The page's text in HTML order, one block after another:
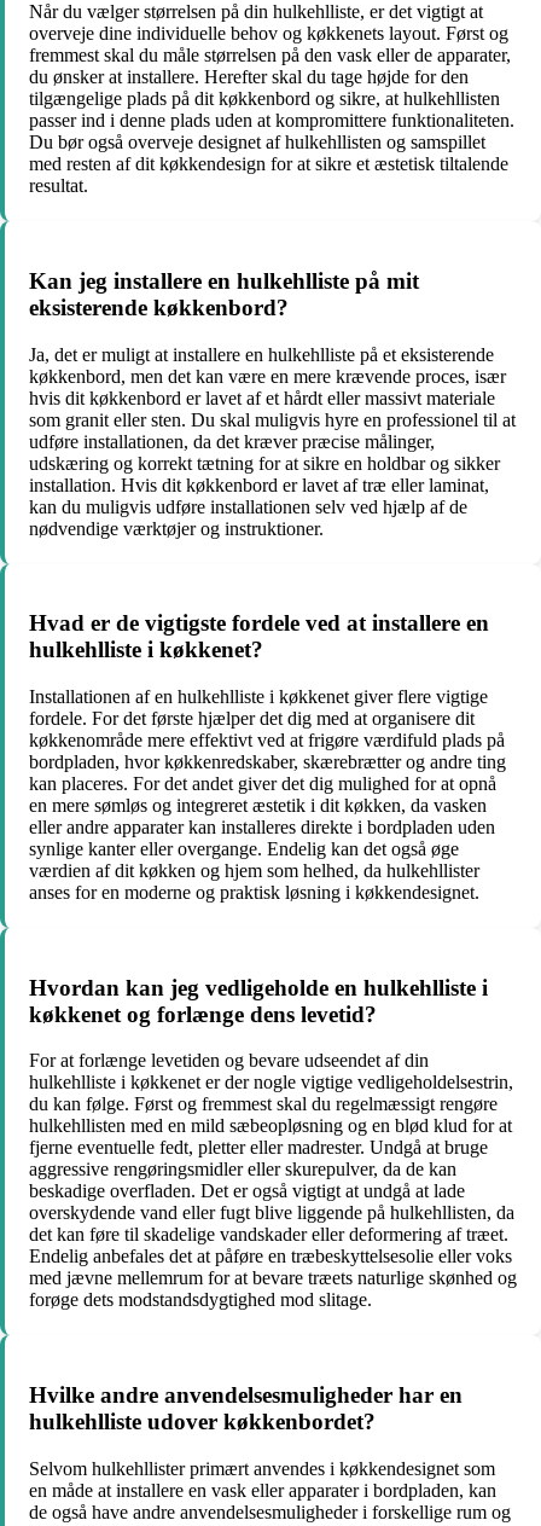
Når du vælger størrelsen på din hulkehlliste, er det vigtigt at
overveje dine individuelle behov og køkkenets layout. Først og
fremmest skal du måle størrelsen på den vask eller de apparater,
du ønsker at installere. Herefter skal du tage højde for den
tilgængelige plads på dit køkkenbord og sikre, at hulkehllisten
passer ind i denne plads uden at kompromittere funktionaliteten.
Du bør også overveje designet af hulkehllisten og samspillet
med resten af dit køkkendesign for at sikre et æstetisk tiltalende
resultat.
Kan jeg installere en hulkehlliste på mit
eksisterende køkkenbord?
Ja, det er muligt at installere en hulkehlliste på et eksisterende
køkkenbord, men det kan være en mere krævende proces, især
hvis dit køkkenbord er lavet af et hårdt eller massivt materiale
som granit eller sten. Du skal muligvis hyre en professionel til at
udføre installationen, da det kræver præcise målinger,
udskæring og korrekt tætning for at sikre en holdbar og sikker
installation. Hvis dit køkkenbord er lavet af træ eller laminat,
kan du muligvis udføre installationen selv ved hjælp af de
nødvendige værktøjer og instruktioner.
Hvad er de vigtigste fordele ved at installere en
hulkehlliste i køkkenet?
Installationen af en hulkehlliste i køkkenet giver flere vigtige
fordele. For det første hjælper det dig med at organisere dit
køkkenområde mere effektivt ved at frigøre værdifuld plads på
bordpladen, hvor køkkenredskaber, skærebrætter og andre ting
kan placeres. For det andet giver det dig mulighed for at opnå
en mere sømløs og integreret æstetik i dit køkken, da vasken
eller andre apparater kan installeres direkte i bordpladen uden
synlige kanter eller overgange. Endelig kan det også øge
værdien af dit køkken og hjem som helhed, da hulkehllister
anses for en moderne og praktisk løsning i køkkendesignet.
Hvordan kan jeg vedligeholde en hulkehlliste i
køkkenet og forlænge dens levetid?
For at forlænge levetiden og bevare udseendet af din
hulkehlliste i køkkenet er der nogle vigtige vedligeholdelsestrin,
du kan følge. Først og fremmest skal du regelmæssigt rengøre
hulkehllisten med en mild sæbeopløsning og en blød klud for at
fjerne eventuelle fedt, pletter eller madrester. Undgå at bruge
aggressive rengøringsmidler eller skurepulver, da de kan
beskadige overfladen. Det er også vigtigt at undgå at lade
overskydende vand eller fugt blive liggende på hulkehllisten, da
det kan føre til skadelige vandskader eller deformering af træet.
Endelig anbefales det at påføre en træbeskyttelsesolie eller voks
med jævne mellemrum for at bevare træets naturlige skønhed og
forøge dets modstandsdygtighed mod slitage.
Hvilke andre anvendelsesmuligheder har en
hulkehlliste udover køkkenbordet?
Selvom hulkehllister primært anvendes i køkkendesignet som
en måde at installere en vask eller apparater i bordpladen, kan
de også have andre anvendelsesmuligheder i forskellige rum og